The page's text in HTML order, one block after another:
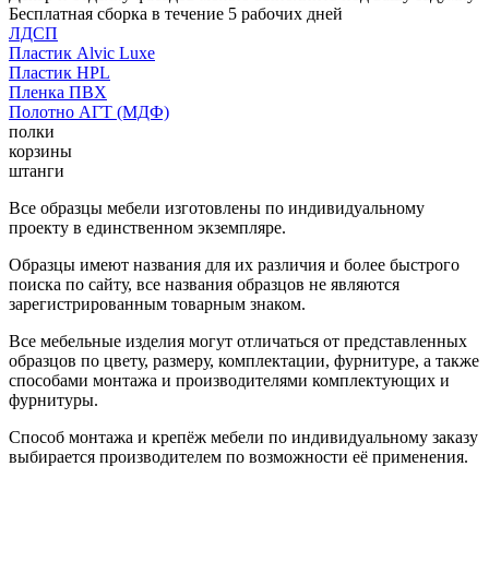
Бесплатная сборка в течение 5 рабочих дней
ЛДСП
Пластик Alvic Luxe
Пластик HPL
Пленка ПВХ
Полотно АГТ (МДФ)
полки
корзины
штанги
Все образцы мебели изготовлены по индивидуальному
проекту в единственном экземпляре.
Образцы имеют названия для их различия и более быстрого
поиска по сайту, все названия образцов не являются
зарегистрированным товарным знаком.
Все мебельные изделия могут отличаться от представленных
образцов по цвету, размеру, комплектации, фурнитуре, а также
способами монтажа и производителями комплектующих и
фурнитуры.
Способ монтажа и крепёж мебели по индивидуальному заказу
выбирается производителем по возможности её применения.